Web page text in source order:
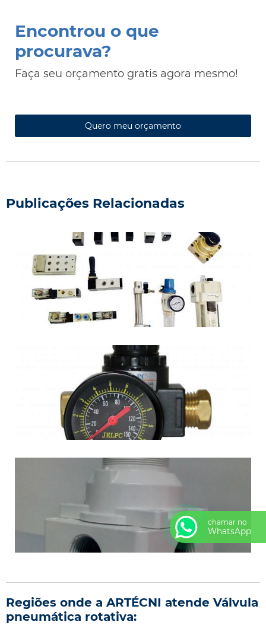
Encontrou o que
procurava?
Faça seu orçamento gratis agora mesmo!
Quero meu orçamento
Publicações Relacionadas
Regiões onde a ARTÉCNI atende Válvula
pneumática rotativa:
chamar no
WhatsApp